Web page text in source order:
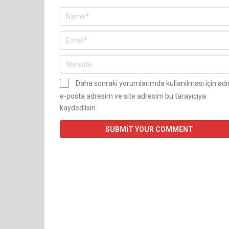
Daha sonraki yorumlarımda kullanılması için
e-posta adresim ve site adresim bu tarayıcıya
kaydedilsin.